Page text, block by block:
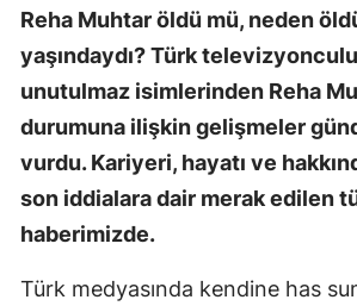
Reha Muhtar öldü mü, neden
yaşındaydı? Türk
unutulmaz isimlerinden Reha
durumuna ilişkin gelişmeler
vurdu. Kariyeri, hayatı ve
son iddialara dair merak edilen
haberimizde.
Türk medyasında kendine has